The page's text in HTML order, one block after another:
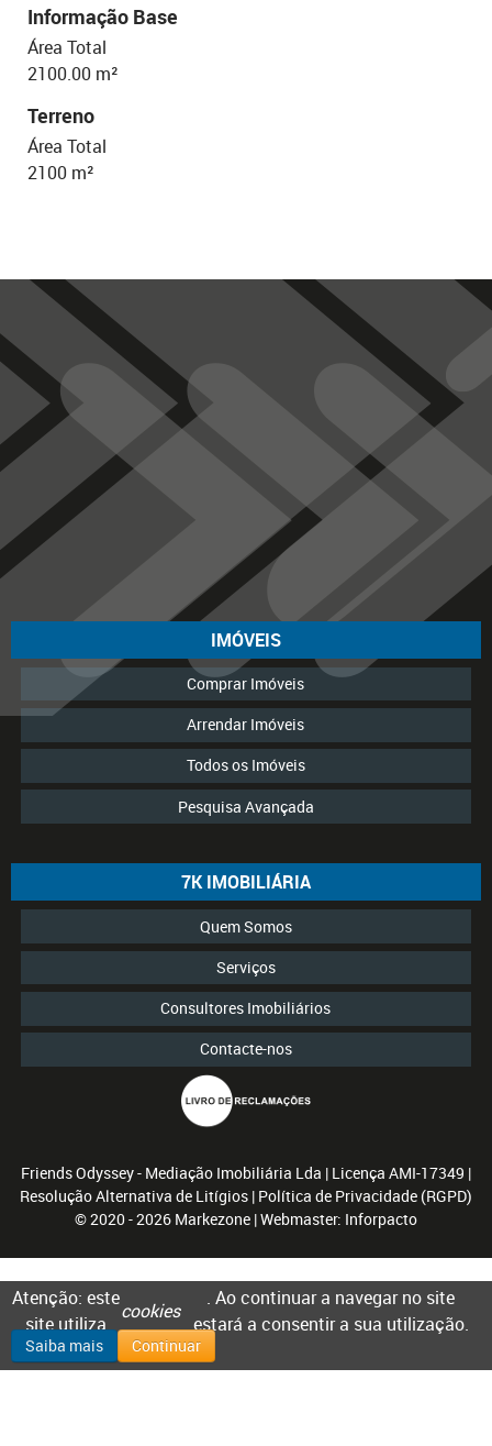
Informação Base
Área Total
2100.00 m²
Terreno
Área Total
2100 m²
IMÓVEIS
Comprar Imóveis
Arrendar Imóveis
Todos os Imóveis
Pesquisa Avançada
7K IMOBILIÁRIA
Quem Somos
Serviços
Consultores Imobiliários
Contacte-nos
Friends Odyssey - Mediação Imobiliária Lda | Licença AMI-17349 |
Resolução Alternativa de Litígios | Política de Privacidade (RGPD)
© 2020 - 2026 Markezone | Webmaster: Inforpacto
Atenção: este
site utiliza
cookies
. Ao continuar a navegar no site
estará a consentir a sua utilização.
Saiba mais Continuar